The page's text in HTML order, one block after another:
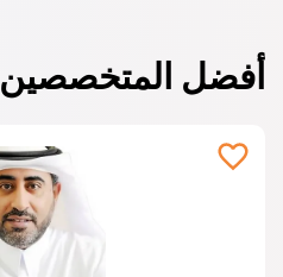
أفضل المتخصصين